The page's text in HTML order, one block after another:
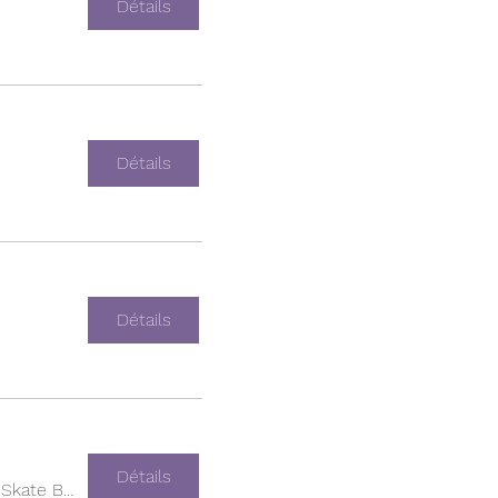
Détails
Détails
Détails
Empire Skate Building
Détails